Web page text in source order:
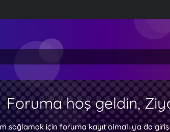
Foruma hoş geldin,
sağlamak için foruma kayıt olmalı ya da